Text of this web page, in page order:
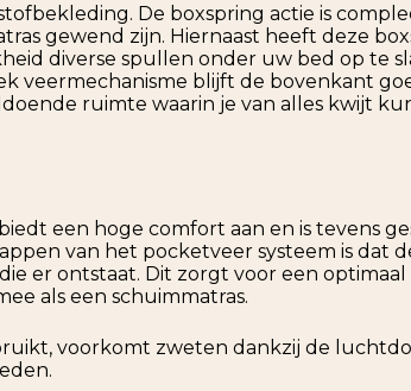
De boxspring actie is
gewend zijn. Hiernaast heeft deze
diverse spullen onder uw bed op te
veermechanisme blijft de bovenkant
ruimte waarin je van alles kwijt
een hoge comfort aan en is tevens
van het pocketveer systeem is dat
er ontstaat. Dit zorgt voor een
als een schuimmatras.
voorkomt zweten dankzij de